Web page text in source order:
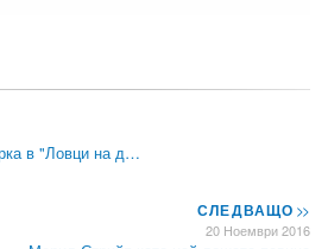
в "Ловци на д…
СЛЕДВАЩО>>
20 Ноември 2016